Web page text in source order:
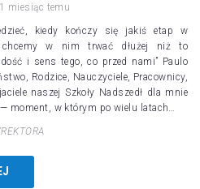
1 miesiąc temu
kiedy kończy się jakiś etap w
chcemy w nim trwać dłużej niż to
i sens tego, co przed nami” Paulo
Rodzice, Nauczyciele, Pracownicy,
naszej Szkoły Nadszedł dla mnie
moment, w którym po wielu latach…